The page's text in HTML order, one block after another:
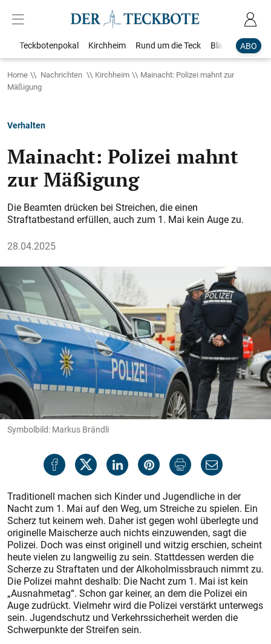
ABO
Teckbotenpokal Kirchheim Rund um die Teck Blaulicht
Home Nachrichten Kirchheim
Mainacht: Polizei mahnt zur
Mäßigung
Verhalten
Mainacht: Polizei mahnt
zur Mäßigung
Die Beamten drücken bei Streichen, die einen
Straftatbestand erfüllen, auch zum 1. Mai kein Auge zu.
28.04.2025
Symbolbild: Markus Brändli
Traditionell machen sich Kinder und Jugendliche in der
Nacht zum 1. Mai auf den Weg, um Streiche zu spielen. Ein
Scherz tut keinem weh. Daher ist gegen wohl überlegte und
originelle Maischerze auch nichts einzuwenden, sagt die
Polizei. Doch was einst originell und witzig erschien, scheint
heute vielen zu langweilig zu sein. Stattdessen werden die
Scherze zu Straftaten und der Alkoholmissbrauch nimmt zu.
Die Polizei mahnt deshalb: Die Nacht zum 1. Mai ist kein
„Ausnahmetag“. Schon gar keiner, an dem die Polizei ein
Auge zudrückt. Vielmehr wird die Polizei verstärkt unterwegs
sein. Jugendschutz und Verkehrssicherheit werden die
Schwerpunkte der Streifen sein.